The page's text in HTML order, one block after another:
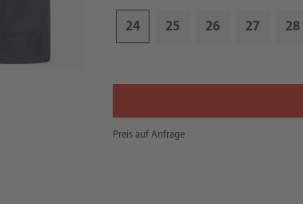
24 25 26 27 28
Preis auf Anfrage